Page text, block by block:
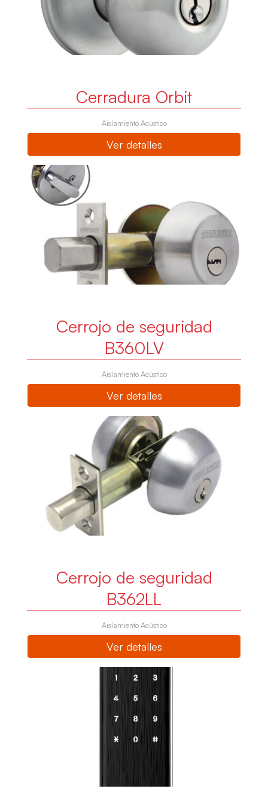
Cerradura Orbit
Aislamiento Acústico
Ver detalles
Cerrojo de seguridad
B360LV
Aislamiento Acústico
Ver detalles
Cerrojo de seguridad
B362LL
Aislamiento Acústico
Ver detalles